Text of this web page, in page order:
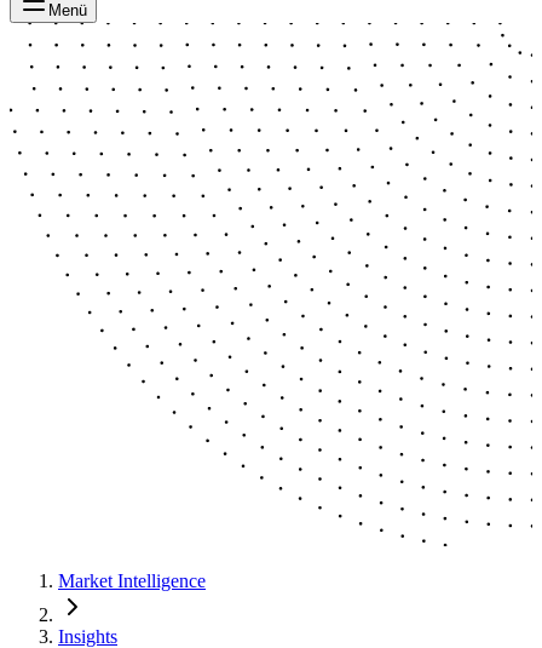
Menü
Market Intelligence
Insights